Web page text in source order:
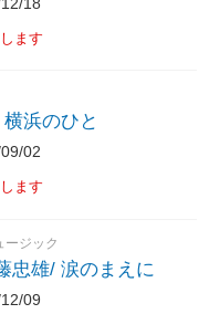
ます
浜のひと
02
ます
ージック
忠雄/ 涙のまえに
09